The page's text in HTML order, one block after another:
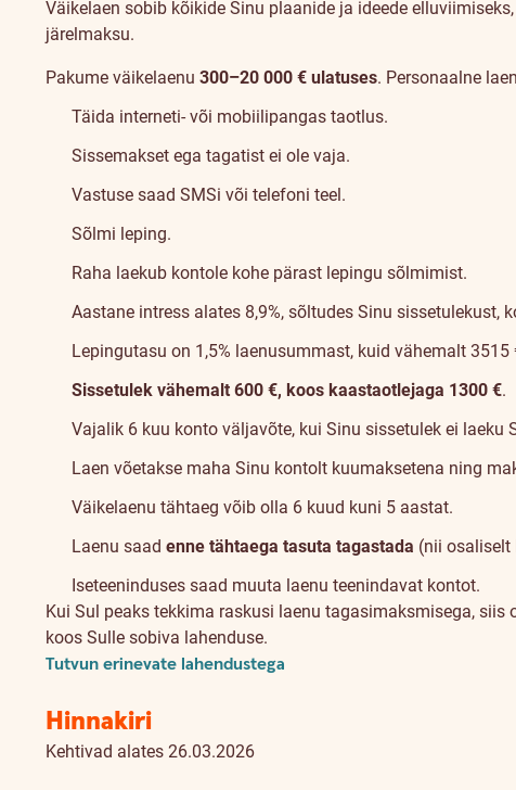
Väikelaen sobib kõikide Sinu plaanide ja ideede
järelmaksu.
Pakume väikelaenu 300–20 000 € ulatuses. Personaalne
Täida interneti- või mobiilipangas taotlus.
Sissemakset ega tagatist ei ole vaja.
Vastuse saad SMSi või telefoni teel.
Sõlmi leping.
Raha laekub kontole kohe pärast lepingu sõlmimist.
Aastane intress alates 8,9%, sõltudes Sinu
Lepingutasu on 1,5% laenusummast, kuid vähemalt 3515
Sissetulek vähemalt 600 €, koos kaastaotlejaga 1300 €.
Vajalik 6 kuu konto väljavõte, kui Sinu sissetulek ei laeku
Laen võetakse maha Sinu kontolt kuumaksetena ning
Väikelaenu tähtaeg võib olla 6 kuud kuni 5 aastat.
Laenu saad enne tähtaega tasuta tagastada (nii osaliselt
Iseteeninduses saad muuta laenu teenindavat kontot.
Kui Sul peaks tekkima raskusi laenu tagasimaksmisega,
koos Sulle sobiva lahenduse.
Tutvun erinevate lahendustega
Hinnakiri
Kehtivad alates 26.03.2026